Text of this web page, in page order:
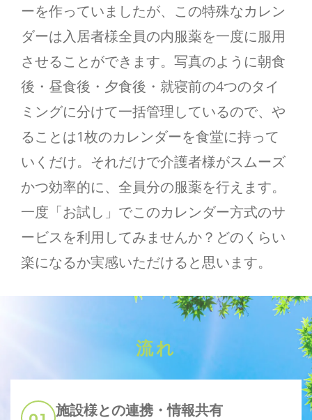
ーを作っていましたが、この特殊なカレン
ダーは入居者様全員の内服薬を一度に服用
させることができます。写真のように朝食
後・昼食後・夕食後・就寝前の4つのタイ
ミングに分けて一括管理しているので、や
ることは1枚のカレンダーを食堂に持って
いくだけ。それだけで介護者様がスムーズ
かつ効率的に、全員分の服薬を行えます。
一度「お試し」でこのカレンダー方式のサ
ービスを利用してみませんか？どのくらい
楽になるか実感いただけると思います。
流れ
施設様との連携・情報共有